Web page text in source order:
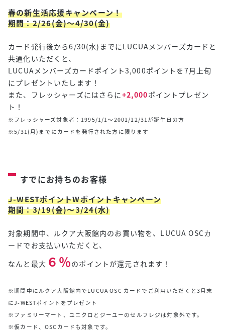
春の新生活応援キャンペーン！
期間：2/26(金)〜4/30(金)
カード発行後から6/30(水)までにLUCUAメンバーズカードと
共通化いただくと、
LUCUAメンバーズカードポイント3,000ポイントを7月上旬
にプレゼントいたします！
また、フレッシャーズにはさらに+2,000ポイントプレゼン
ト！
※フレッシャーズ対象者：1995/1/1～2001/12/31が誕生日の方
※5/31(月)までにカードを発行された方に限ります
すでにお持ちのお客様
J-WESTポイントWポイントキャンペーン
期間：3/19(金)～3/24(水)
対象期間中、ルクア大阪館内のお買い物を、LUCUA OSCカ
ードでお支払いいただくと、
なんと最大 ６％のポイントが還元されます！
※期間中にルクア大阪館内でLUCUA OSC カードでご利用いただくと3月末
にJ-WESTポイントをプレゼント
※ファミリーマート、ユニクロとジーユーのセルフレジは対象外です。
※仮カード、OSCカードも対象です。